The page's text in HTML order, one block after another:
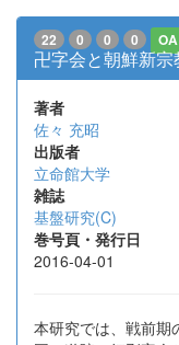
22 0 0 0 OA
卍字会と朝鮮新
著者
佐々 充昭
出版者
立命館大学
雑誌
基盤研究(C)
巻号頁・発行日
2016-04-01
本研究では、戦前期